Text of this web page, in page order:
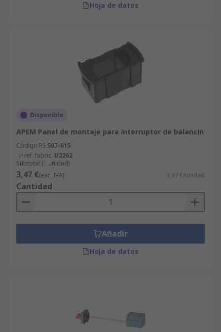
Hoja de datos
Disponible
APEM Panel de montaje para interruptor de balancín
Código RS 507-615
Nº ref. fabric. U2262
Subtotal (1 unidad)
3,47 €(exc. IVA) 3,47 €/unidad
Cantidad
Añadir
Hoja de datos